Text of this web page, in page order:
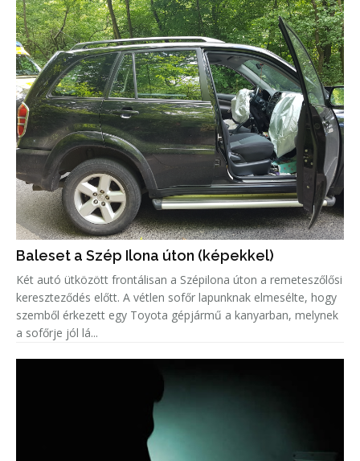
Baleset a Szép Ilona úton (képekkel)
Két autó ütközött frontálisan a Szépilona úton a remeteszőlősi
kereszteződés előtt. A vétlen sofőr lapunknak elmesélte, hogy
szemből érkezett egy Toyota gépjármű a kanyarban, melynek
a sofőrje jól lá...